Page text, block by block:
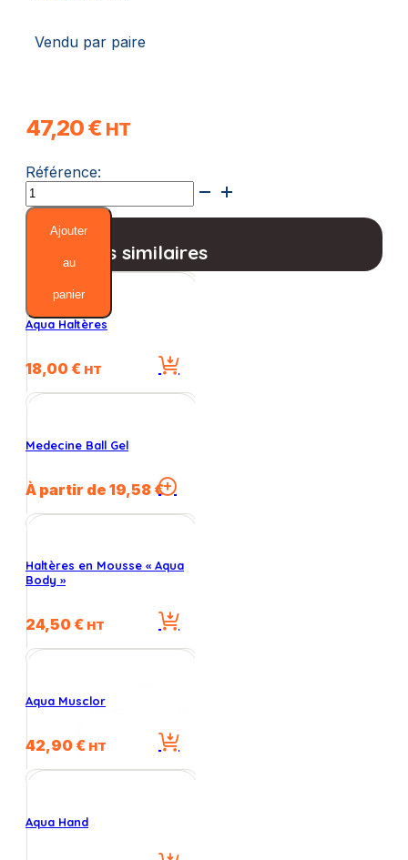
Vendu par paire
47,20€ HT
Référence:
quantité
de
Training
Ajouter
au
panier
Produits similaires
Aqua Haltères
18,00€ HT
Medecine Ball Gel
À partir de 19,58€
Ce
a
Les
peuvent
être
choisies
produit
Haltères en Mousse « Aqua
Body »
24,50€ HT
Aqua Musclor
42,90€ HT
Aqua Hand